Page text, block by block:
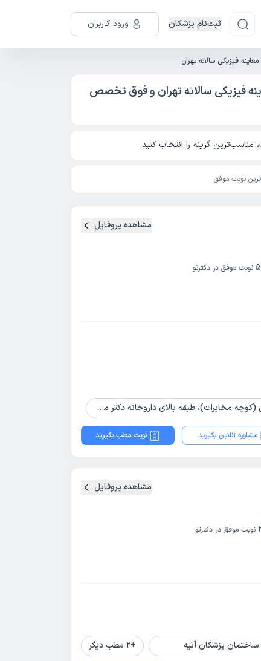
ثبت‌نام پزشکان ورود کاربران
فیزیکی سالانه تهران
فیزیکی سالانه تهران و فوق تخصص
گزینه را انتخاب کنید.
نوبت موفق
نوبت موفق در دکترتو
مشاهده پروفایل
داروخانه دکتر مصباحیان، روبروی دبستان همای رحمت، طبقه1
مشاوره آنلاین بگیرید نوبت مطب بگیرید
نوبت موفق در دکترتو
مشاهده پروفایل
ساختمان پزشکان آتیه +
2 مطب دیگر